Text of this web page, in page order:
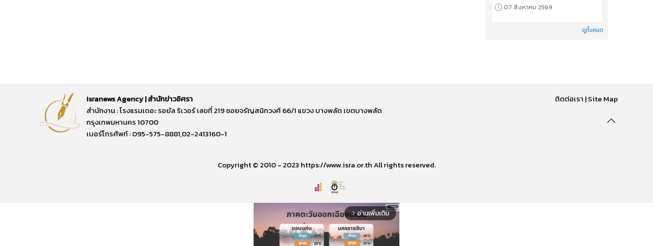
07 สิงหาคม 2569
ดูทั้งหมด
Isranews Agency | สำนักข่าวอิศรา
สำนักงาน : โรงแรมเดอะ รอยัล ริเวอร์ เลขที่ 219 ซอยจรัญสนิทวงศ์ 66/1 แขวง บางพลัด เขตบางพลัด
กรุงเทพมหานคร 10700
เบอร์โทรศัพท์ : 095-575-8881,02-2413160-1
ติดต่อเรา |Site Map
Copyright © 2010 - 2023 https://www.isra.or.th All rights reserved.
arrow_forward_ios อ่านเพิ่มเติม